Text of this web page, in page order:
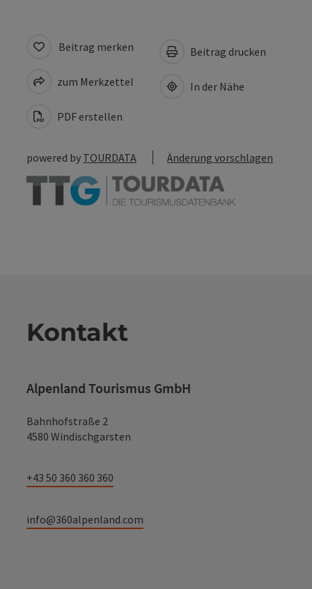
Beitrag merken
zum Merkzettel
PDF erstellen
Beitrag drucken
In der Nähe
powered by TOURDATA Änderung vorschlagen
Kontakt
Alpenland Tourismus GmbH
Bahnhofstraße 2
4580 Windischgarsten
+43 50 360 360 360
info@360alpenland.com